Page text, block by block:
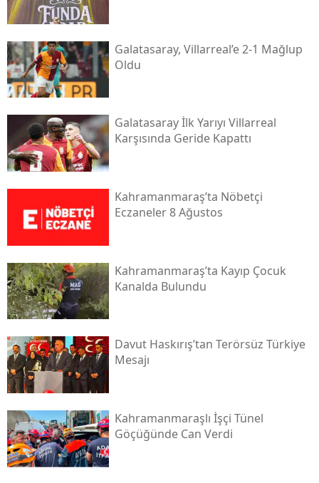
Galatasaray, Villarreal’e 2-1 Mağlup
Oldu
Galatasaray İlk Yarıyı Villarreal
Karşısında Geride Kapattı
Kahramanmaraş’ta Nöbetçi
Eczaneler 8 Ağustos
Kahramanmaraş’ta Kayıp Çocuk
Kanalda Bulundu
Davut Haskırış’tan Terörsüz Türkiye
Mesajı
Kahramanmaraşlı İşçi Tünel
Göçüğünde Can Verdi